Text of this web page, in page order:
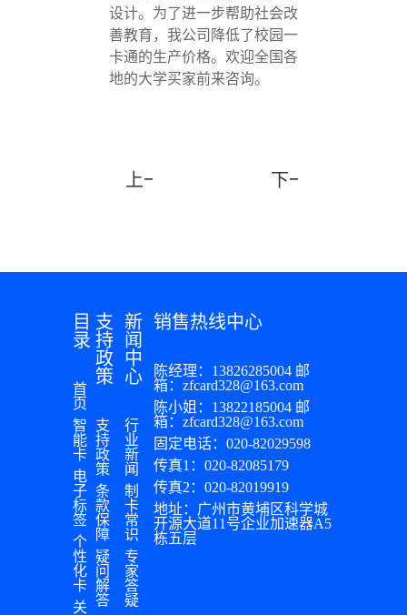
设计。为了进一步帮助社会改
善教育，我公司降低了校园一
卡通的生产价格。欢迎全国各
地的大学买家前来咨询。
上一篇：校园一卡通，让您畅通无
下一篇：智能会
目
录
首
页
智
能
卡
电
子
标
签
个
性
化
卡
关
支
持
政
策
支
持
政
策
条
款
保
障
疑
问
解
答
新
闻
中
心
行
业
新
闻
制
卡
常
识
专
家
答
疑
销售热线中心
陈经理：13826285004 邮
箱：zfcard328@163.com
陈小姐：13822185004 邮
箱：zfcard328@163.com
固定电话：020-82029598
传真1：020-82085179
传真2：020-82019919
地址：广州市黄埔区科学城
开源大道11号企业加速器A5
栋五层